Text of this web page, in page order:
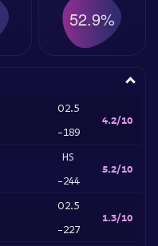
52.9%
O2.5
-189
4.2/10
HS
-244
5.2/10
O2.5
-227
1.3/10